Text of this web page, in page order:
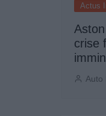
Actus
crise
Auto